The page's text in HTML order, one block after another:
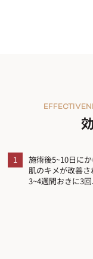
1
施術後5~10日に
肌のキメが改善さ
3~4週間おきに3